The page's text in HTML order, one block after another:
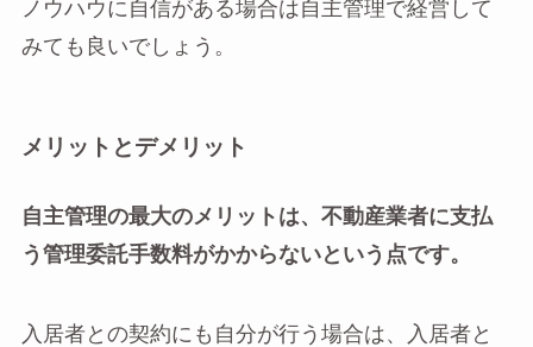
ノウハウに自信がある場合は自主管理で経営して
みても良いでしょう。
メリットとデメリット
自主管理の最大のメリットは、不動産業者に支払
う管理委託手数料がかからないという点です。
入居者との契約にも自分が行う場合は、入居者と